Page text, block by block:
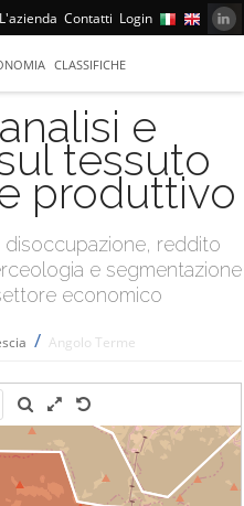
L'azienda Contatti Login
CLASSIFICHE
e
tessuto
produttivo
reddito
e segmentazione
economico
/ Angolo Terme